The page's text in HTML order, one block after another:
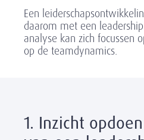
Een
daarom met een
analyse kan zich focussen
op de teamdynamics.
1. Inzicht